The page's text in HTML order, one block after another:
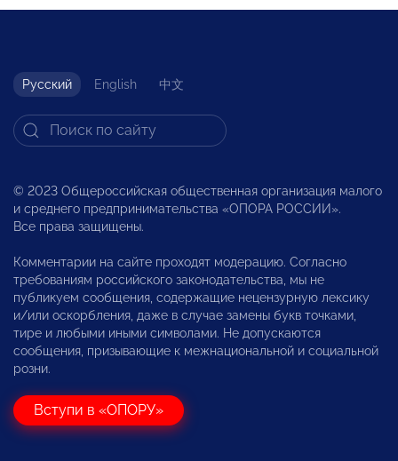
Русский English 中文
© 2023 Общероссийская общественная организация малого
и среднего предпринимательства «ОПОРА РОССИИ».
Все права защищены.
Комментарии на сайте проходят модерацию. Согласно
требованиям российского законодательства, мы не
публикуем сообщения, содержащие нецензурную лексику
и/или оскорбления, даже в случае замены букв точками,
тире и любыми иными символами. Не допускаются
сообщения, призывающие к межнациональной и социальной
розни.
Вступи в «ОПОРУ»